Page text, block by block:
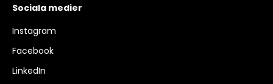
Sociala medier
Instagram
Facebook
LinkedIn